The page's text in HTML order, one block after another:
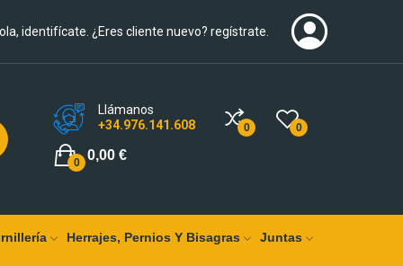
identifícate. ¿Eres cliente nuevo? regístrate.
Llámanos
+34.976.141.608
0 0
0,00 €
0
Herrajes, Pernios Y Bisagras Juntas